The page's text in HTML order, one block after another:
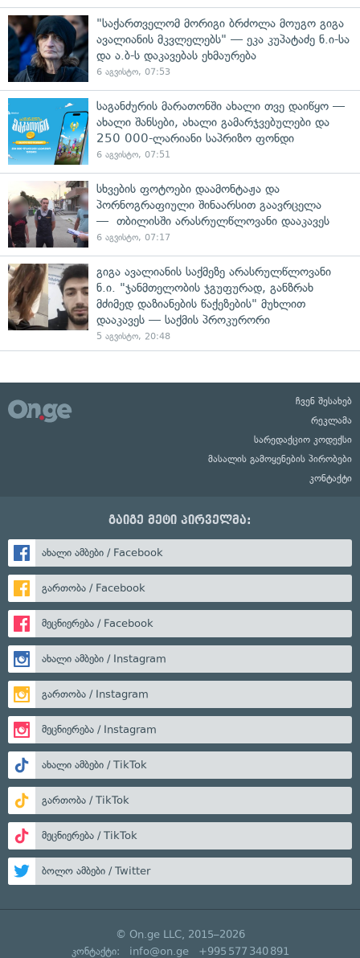
"საქართველომ მორიგი ბრძოლა მოუგო გიგა
ავალიანის მკვლელებს" — ეკა კუპატაძე ნ.ი-სა
და ა.ბ-ს დაკავებას ეხმაურება
6 აგვისტო, 07:53
საგანძურის მარათონში ახალი თვე დაიწყო —
ახალი შანსები, ახალი გამარჯვებულები და
250 000-ლარიანი საპრიზო ფონდი
6 აგვისტო, 07:51
სხვების ფოტოები დაამონტაჟა და
პორნოგრაფიული შინაარსით გაავრცელა
— თბილისში არასრულწლოვანი დააკავეს
6 აგვისტო, 07:17
გიგა ავალიანის საქმეზე არასრულწლოვანი
ნ.ი. "ჯანმთელობის ჯგუფურად, განზრახ
მძიმედ დაზიანების წაქეზების" მუხლით
დააკავეს — საქმის პროკურორი
5 აგვისტო, 20:48
ჩვენ შესახებ
რეკლამა
სარედაქციო კოდექსი
მასალის გამოყენების პირობები
კონტაქტი
გაიგე მეტი პირველმა:
ახალი ამბები / Facebook
გართობა / Facebook
მეცნიერება / Facebook
ახალი ამბები / Instagram
გართობა / Instagram
მეცნიერება / Instagram
ახალი ამბები / TikTok
გართობა / TikTok
მეცნიერება / TikTok
ბოლო ამბები / Twitter
© On.ge LLC, 2015–2026
კონტაქტი: info@on.ge +995 577 340 891